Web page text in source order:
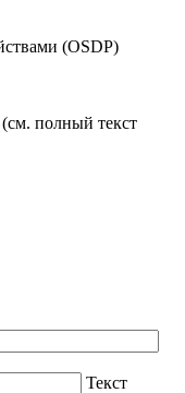
(OSDP)
(см. полный текст
Текст